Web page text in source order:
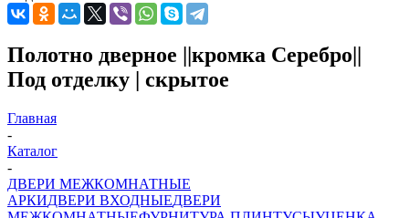
Полотно дверное ||кромка Серебро||
Под отделку | скрытое
Главная
-
Каталог
-
ДВЕРИ МЕЖКОМНАТНЫЕ
АРКИДВЕРИ ВХОДНЫЕДВЕРИ